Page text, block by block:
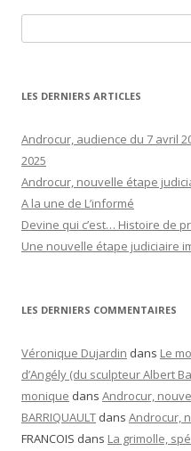
LES DERNIERS ARTICLES
Androcur, audience du 7 avril
2025
Androcur, nouvelle étape
A la une de L’informé
Devine qui c’est… Histoire de
Une nouvelle étape judiciaire
LES DERNIERS COMMENTAIRES
Véronique Dujardin dans Le
d’Angély (du sculpteur Albert
monique dans Androcur,
BARRIQUAULT dans Androcur,
FRANCOIS dans La grimolle,